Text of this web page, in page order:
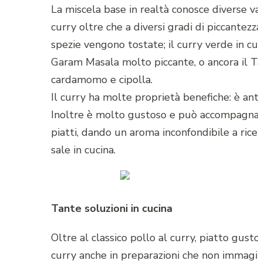
La miscela base in realtà conosce diverse
curry oltre che a diversi gradi di
spezie vengono tostate; il curry verde in
Garam Masala molto piccante, o ancora il
cardamomo e cipolla.
Il curry ha molte proprietà benefiche: è
Inoltre è molto gustoso e può
piatti, dando un aroma inconfondibile a
sale in cucina.
Tante soluzioni in cucina
Oltre al classico pollo al curry, piatto
curry anche in preparazioni che non